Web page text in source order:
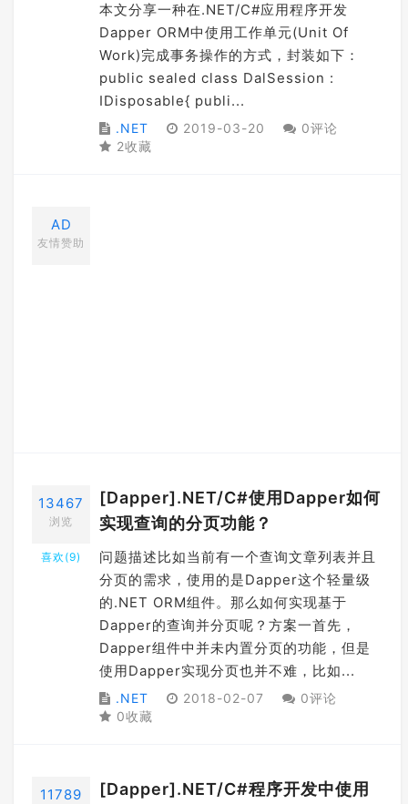
本文分享一种在.NET/C#应用程序开发
Dapper ORM中使用工作单元(Unit Of
Work)完成事务操作的方式，封装如下：
public sealed class DalSession :
IDisposable{ publi...
.NET 2019-03-20
0评论
2收藏
AD
友情赞助
13467
浏览
喜欢(9)
[Dapper].NET/C#使用Dapper如何
实现查询的分页功能？
问题描述比如当前有一个查询文章列表并且
分页的需求，使用的是Dapper这个轻量级
的.NET ORM组件。那么如何实现基于
Dapper的查询并分页呢？方案一首先，
Dapper组件中并未内置分页的功能，但是
使用Dapper实现分页也并不难，比如...
.NET 2018-02-07
0评论
0收藏
11789
[Dapper].NET/C#程序开发中使用